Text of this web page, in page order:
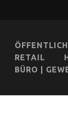
ÖFFENTLICH
RETAIL
BÜRO |